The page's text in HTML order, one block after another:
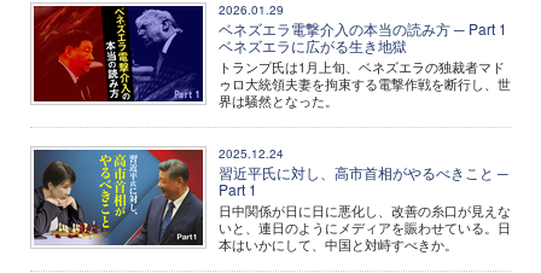
2026.01.29
ベネズエラ電撃介入の本当の読み方 ─ Part 1
ベネズエラに広がる生き地獄
トランプ氏は1月上旬、ベネズエラの独裁者マド
ゥロ大統領夫妻を拘束する電撃作戦を断行し、世
界は騒然となった。
2025.12.24
習近平氏に対し、高市首相がやるべきこと ─
Part 1
日中関係が日に日に悪化し、改善の糸口が見えな
いと、連日のようにメディアを賑わせている。日
本はいかにして、中国と対峙すべきか。